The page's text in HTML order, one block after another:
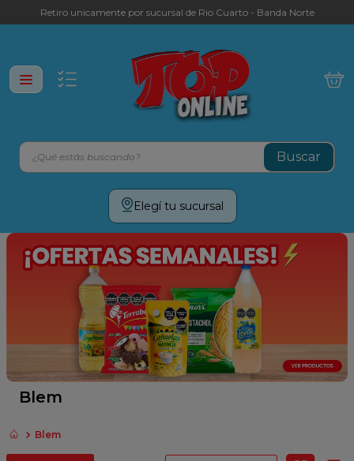
Retiro unicamente por sucursal de Rio Cuarto - Banda Norte
¿Qué estás buscando?
Elegí tu sucursal
Blem
Blem
Términos más buscados
yerba
galletitas
queso